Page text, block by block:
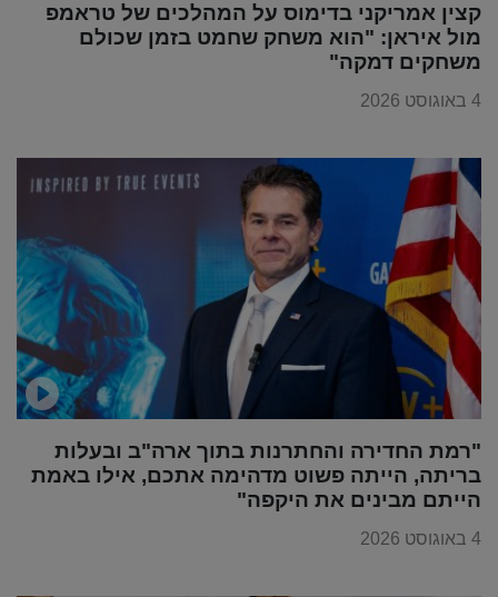
קצין אמריקני בדימוס על המהלכים של טראמפ
מול איראן: "הוא משחק שחמט בזמן שכולם
משחקים דמקה"
4 באוגוסט 2026
"רמת החדירה והחתרנות בתוך ארה"ב ובעלות
בריתה, הייתה פשוט מדהימה אתכם, אילו באמת
הייתם מבינים את היקפה"
4 באוגוסט 2026